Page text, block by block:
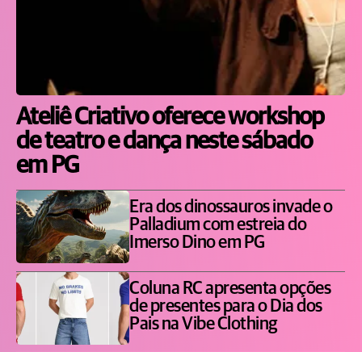
Ateliê Criativo oferece workshop
de teatro e dança neste sábado
em PG
Era dos dinossauros invade o
Palladium com estreia do
Imerso Dino em PG
Coluna RC apresenta opções
de presentes para o Dia dos
Pais na Vibe Clothing